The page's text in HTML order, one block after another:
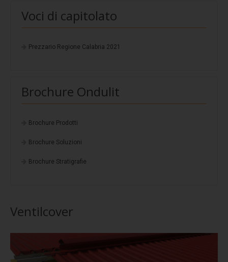
ArchYt
Smart Drain
Stratigrafia 6
Stratigrafia 7
Voci di capitolato
Prezzario Regione Calabria 2021
Brochure Ondulit
Brochure Prodotti
Brochure Soluzioni
Brochure Stratigrafie
Ventilcover